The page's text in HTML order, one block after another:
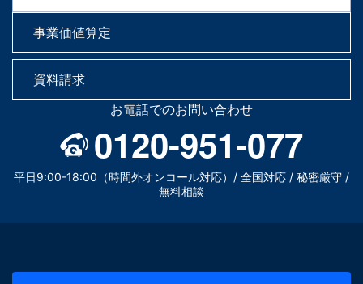
事業価値算定
資料請求
お電話でのお問い合わせ
0120-951-077
平日9:00-18:00（時間外オンコール対応）/ 全国対応 / 秘密厳守 /
無料相談